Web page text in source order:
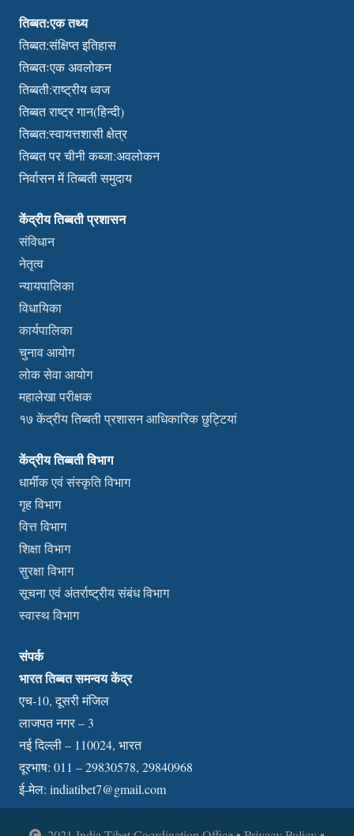
तिब्बत:एक तथ्य
तिब्बत:संक्षिप्त इतिहास
तिब्बतःएक अवलोकन
तिब्बती:राष्ट्रीय ध्वज
तिब्बत राष्ट्र गान(हिन्दी)
तिब्बत:स्वायत्तशासी क्षेत्र
तिब्बत पर चीनी कब्जा:अवलोकन
निर्वासन में तिब्बती समुदाय
केंद्रीय तिब्बती प्रशासन
संविधान
नेतृत्व
न्यायपालिका
विधायिका
कार्यपालिका
चुनाव आयोग
लोक सेवा आयोग
महालेखा परीक्षक
१७ केंद्रीय तिब्बती प्रशासन आधिकारिक छुट्टियां
केंद्रीय तिब्बती विभाग
धार्मीक एवं संस्कृति विभाग
गृह विभाग
वित्त विभाग
शिक्षा विभाग
सुरक्षा विभाग
सूचना एवं अंतर्राष्ट्रीय संबंध विभाग
स्वास्थ विभाग
संपर्क
भारत तिब्बत समन्वय केंद्र
एच-10, दूसरी मंजिल
लाजपत नगर – 3
नई दिल्ली – 110024, भारत
दूरभाष: 011 – 29830578, 29840968
ई-मेल: indiatibet7@gmail.com